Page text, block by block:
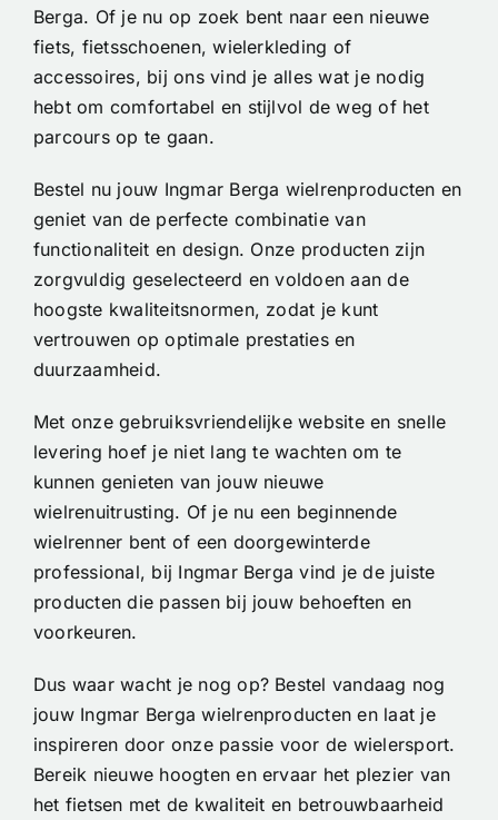
Berga. Of je nu op zoek bent naar een nieuwe
fiets, fietsschoenen, wielerkleding of
accessoires, bij ons vind je alles wat je nodig
hebt om comfortabel en stijlvol de weg of het
parcours op te gaan.
Bestel nu jouw Ingmar Berga wielrenproducten en
geniet van de perfecte combinatie van
functionaliteit en design. Onze producten zijn
zorgvuldig geselecteerd en voldoen aan de
hoogste kwaliteitsnormen, zodat je kunt
vertrouwen op optimale prestaties en
duurzaamheid.
Met onze gebruiksvriendelijke website en snelle
levering hoef je niet lang te wachten om te
kunnen genieten van jouw nieuwe
wielrenuitrusting. Of je nu een beginnende
wielrenner bent of een doorgewinterde
professional, bij Ingmar Berga vind je de juiste
producten die passen bij jouw behoeften en
voorkeuren.
Dus waar wacht je nog op? Bestel vandaag nog
jouw Ingmar Berga wielrenproducten en laat je
inspireren door onze passie voor de wielersport.
Bereik nieuwe hoogten en ervaar het plezier van
het fietsen met de kwaliteit en betrouwbaarheid